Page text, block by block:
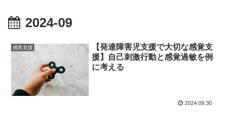
2024-09
感覚支援
【発達障害児支援で大切な感覚支
援】自己刺激行動と感覚過敏を例
に考える
2024.09.30